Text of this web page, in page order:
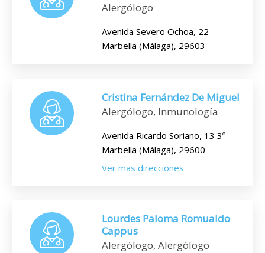
Alergólogo
Avenida Severo Ochoa, 22
Marbella (Málaga), 29603
Cristina Fernández De Miguel
Alergólogo, Inmunología
Avenida Ricardo Soriano, 13 3º
Marbella (Málaga), 29600
Ver mas direcciones
Lourdes Paloma Romualdo
Cappus
Alergólogo, Alergólogo